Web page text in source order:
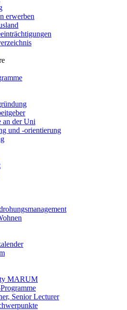
erwerben
an der Uni
und -orientierung
MARUM
Senior Lecturer